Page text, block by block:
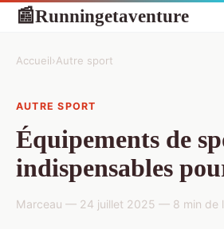
📰Runningetaventure
Accueil›Autre sport
AUTRE SPORT
Équipements de
indispensables
Marceau — 24 juillet 2025 — 8 min de